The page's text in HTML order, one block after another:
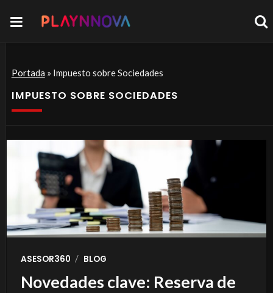
Portada » Impuesto sobre Sociedades
IMPUESTO SOBRE SOCIEDADES
ASESOR360 / BLOG
Novedades clave: Reserva de